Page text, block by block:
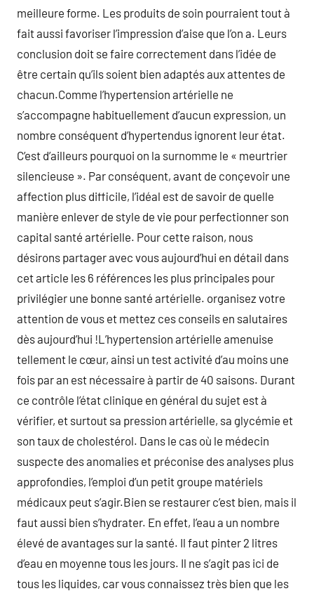
meilleure forme. Les produits de soin pourraient tout à
fait aussi favoriser l’impression d’aise que l’on a. Leurs
conclusion doit se faire correctement dans l’idée de
être certain qu’ils soient bien adaptés aux attentes de
chacun.Comme l’hypertension artérielle ne
s’accompagne habituellement d’aucun expression, un
nombre conséquent d’hypertendus ignorent leur état.
C’est d’ailleurs pourquoi on la surnomme le « meurtrier
silencieuse ». Par conséquent, avant de conçevoir une
affection plus difficile, l’idéal est de savoir de quelle
manière enlever de style de vie pour perfectionner son
capital santé artérielle. Pour cette raison, nous
désirons partager avec vous aujourd’hui en détail dans
cet article les 6 références les plus principales pour
privilégier une bonne santé artérielle. organisez votre
attention de vous et mettez ces conseils en salutaires
dès aujourd’hui !L’hypertension artérielle amenuise
tellement le cœur, ainsi un test activité d’au moins une
fois par an est nécessaire à partir de 40 saisons. Durant
ce contrôle l’état clinique en général du sujet est à
vérifier, et surtout sa pression artérielle, sa glycémie et
son taux de cholestérol. Dans le cas où le médecin
suspecte des anomalies et préconise des analyses plus
approfondies, l’emploi d’un petit groupe matériels
médicaux peut s’agir.Bien se restaurer c’est bien, mais il
faut aussi bien s’hydrater. En effet, l’eau a un nombre
élevé de avantages sur la santé. Il faut pinter 2 litres
d’eau en moyenne tous les jours. Il ne s’agit pas ici de
tous les liquides, car vous connaissez très bien que les